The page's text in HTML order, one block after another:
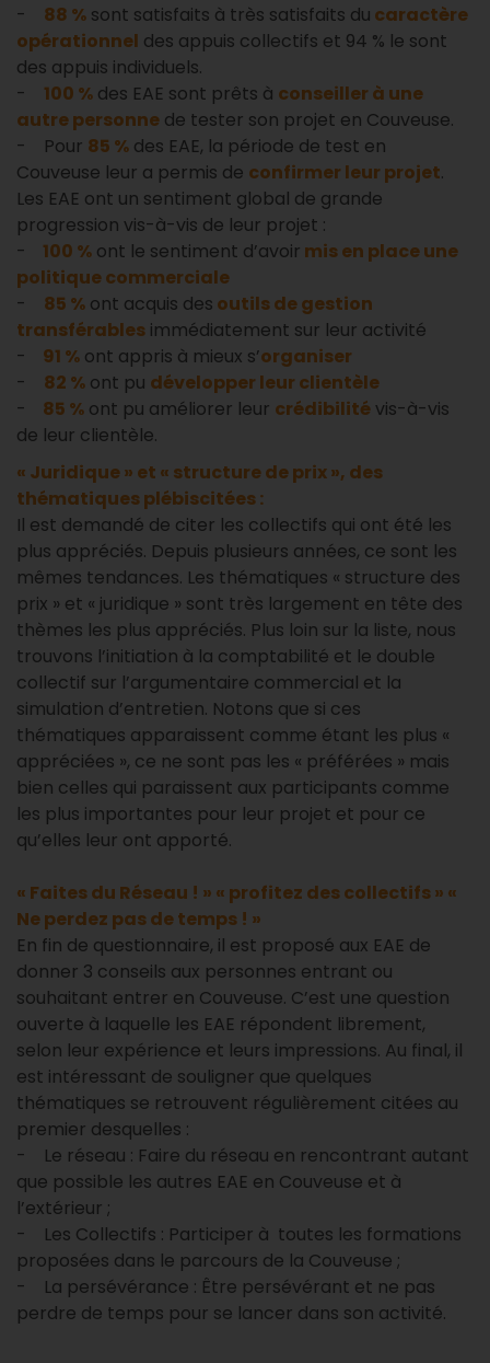
- 88 % sont satisfaits à très satisfaits du caractère
opérationnel des appuis collectifs et 94 % le sont
des appuis individuels.
- 100 % des EAE sont prêts à conseiller à une
autre personne de tester son projet en Couveuse.
- Pour 85 % des EAE, la période de test en
Couveuse leur a permis de confirmer leur projet.
Les EAE ont un sentiment global de grande
progression vis-à-vis de leur projet :
-
100 % ont le sentiment d’avoir mis en place une
politique commerciale
- 85 % ont acquis des outils de gestion
transférables immédiatement sur leur activité
-
91 % ont appris à mieux s’organiser
- 82 % ont pu développer leur clientèle
-
85 % ont pu améliorer leur crédibilité vis-à-vis
de leur clientèle.
« Juridique » et « structure de prix », des
thématiques plébiscitées :
Il est demandé de citer les collectifs qui ont été les
plus appréciés. Depuis plusieurs années, ce sont les
mêmes tendances. Les thématiques « structure des
prix » et « juridique » sont très largement en tête des
thèmes les plus appréciés. Plus loin sur la liste, nous
trouvons l’initiation à la comptabilité et le double
collectif sur l’argumentaire commercial et la
simulation d’entretien. Notons que si ces
thématiques apparaissent comme étant les plus «
appréciées », ce ne sont pas les « préférées » mais
bien celles qui paraissent aux participants comme
les plus importantes pour leur projet et pour ce
qu’elles leur ont apporté.
« Faites du Réseau ! » « profitez des collectifs » «
Ne perdez pas de temps ! »
En fin de questionnaire, il est proposé aux EAE de
donner 3 conseils aux personnes entrant ou
souhaitant entrer en Couveuse. C’est une question
ouverte à laquelle les EAE répondent librement,
selon leur expérience et leurs impressions. Au final, il
est intéressant de souligner que quelques
thématiques se retrouvent régulièrement citées au
premier desquelles :
- Le réseau : Faire du réseau en rencontrant autant
que possible les autres EAE en Couveuse et à
l’extérieur ;
- Les Collectifs : Participer à toutes les formations
proposées dans le parcours de la Couveuse ;
- La persévérance : Être persévérant et ne pas
perdre de temps pour se lancer dans son activité.